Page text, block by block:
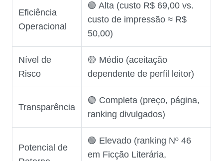
Eficiência
Operacional
🟢 Alta (custo R$ 69,00 vs.
custo de impressão ≈ R$
50,00)
Nível de
Risco
🟡 Médio (aceitação
dependente de perfil leitor)
Transparência
🟢 Completa (preço, página,
ranking divulgados)
Potencial de
🟢 Elevado (ranking Nº 46
em Ficção Literária,